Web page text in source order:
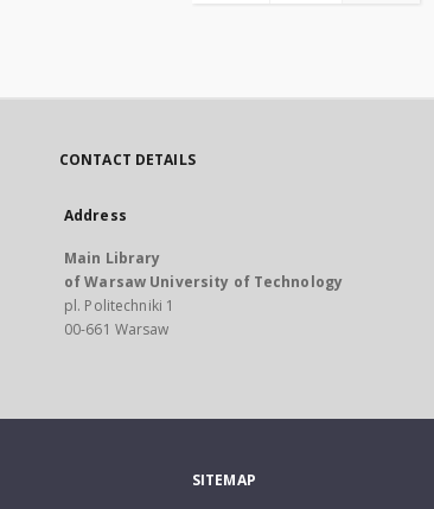
CONTACT DETAILS
Address
Main Library
of Warsaw University of Technology
pl. Politechniki 1
00-661 Warsaw
SITEMAP